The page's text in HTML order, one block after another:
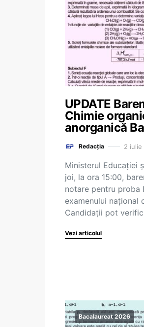
UPDATE
Chimie
anorganică
Redacția 2 iulie
Ministerul Educației
joi, la ora 15:00,
notare pentru proba
examenului național
Candidații pot
Vezi articolul
Bacalaureat 2026